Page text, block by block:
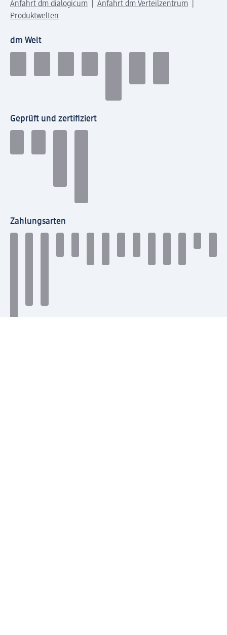
Anfahrt dm dialogicum
Anfahrt dm Verteilzentrum
Produktwelten
dm Welt
Geprüft und zertifiziert
Zahlungsarten